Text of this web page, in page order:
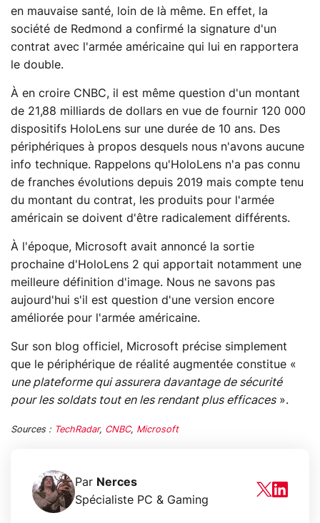
en mauvaise santé, loin de là même. En effet, la
société de Redmond a confirmé la signature d'un
contrat avec l'armée américaine qui lui en rapportera
le double.
À en croire CNBC, il est même question d'un montant
de 21,88 milliards de dollars en vue de fournir 120 000
dispositifs HoloLens sur une durée de 10 ans. Des
périphériques à propos desquels nous n'avons aucune
info technique. Rappelons qu'HoloLens n'a pas connu
de franches évolutions depuis 2019 mais compte tenu
du montant du contrat, les produits pour l'armée
américain se doivent d'être radicalement différents.
À l'époque, Microsoft avait annoncé la sortie
prochaine d'HoloLens 2 qui apportait notamment une
meilleure définition d'image. Nous ne savons pas
aujourd'hui s'il est question d'une version encore
améliorée pour l'armée américaine.
Sur son blog officiel, Microsoft précise simplement
que le périphérique de réalité augmentée constitue «
une plateforme qui assurera davantage de sécurité
pour les soldats tout en les rendant plus efficaces».
Sources : TechRadar, CNBC, Microsoft
Par Nerces
Spécialiste PC & Gaming